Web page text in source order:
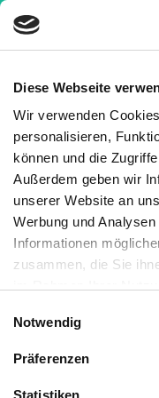
Diese Webseite
Wir verwenden
personalisieren,
können und die
Außerdem geben wir
unserer Website an
Werbung und
Informationen
zusammen, die Sie
haben. Sie können
widerrufen oder ändern:
sich auch ein Link in
Cookies um diese
können.
Notwendig
Präferenzen
Statistiken
Wissen»
Aktuelle
Angststörungen
Aktuelle